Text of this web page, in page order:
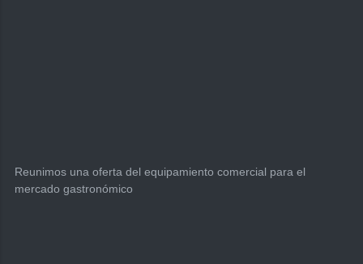
Reunimos una oferta del equipamiento comercial para el
mercado gastronómico